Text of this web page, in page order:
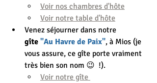
Voir nos chambres d'hôte
Voir notre table d'hôte
Venez séjourner dans notre
gîte "Au Havre de Paix", à Mios (je
vous assure, ce gîte porte vraiment
très bien son nom 😉  !).
Voir notre gîte